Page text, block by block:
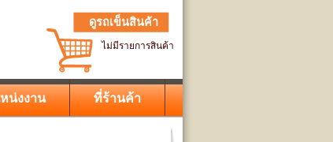
ดูรถเข็นสินค้า
ไม่มีรายการสินค้า
น่งงาน ที่ร้านค้า